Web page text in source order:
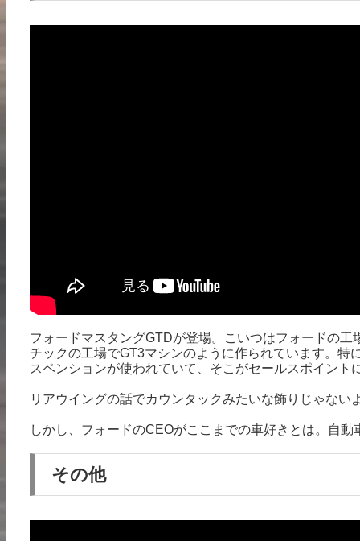
フォードマスタングGTDが登場。こいつはフォードの
チックの工場でGT3マシンのように作られています。
スペンションが使われていて、そこがセールスポイント
リアウイングの話でカウンタックみたいな飾りじゃない
しかし、フォードのCEOがここまでの車好きとは。自
その他